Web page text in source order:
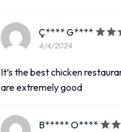
Ç**** G****
4/4/2024
It’s the best chicken
are extremely good
B***** O****